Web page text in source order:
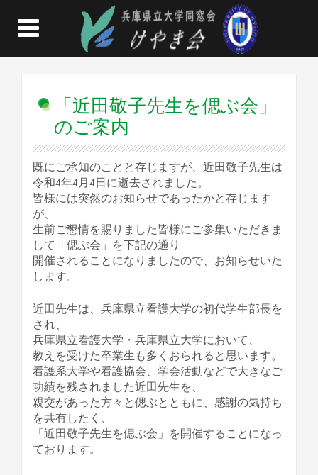
「近田敬子先生を偲ぶ会」
のご案内
既にご承知のことと存じますが、近田敬子先生は
令和4年4月4日に逝去されました。
皆様には突然のお知らせであったかと存じます
が、
生前ご懇情を賜りました皆様にご参集いただきま
して「偲ぶ会」を下記の通り
開催されることになりましたので、お知らせいた
します。
近田先生は、兵庫県立看護大学の初代学生部長を
され、
兵庫県立看護大学・兵庫県立大学において、
教えを受けた卒業生も多くおられると思います。
看護系大学や看護協会、学会活動などで大きなご
功績を残されました近田先生を、
親交があった方々と偲ぶとともに、感謝の気持ち
を共有したく、
「近田敬子先生を偲ぶ会」を開催することになっ
ております。